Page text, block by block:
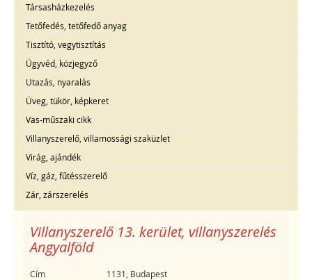
Társasházkezelés
Tetőfedés, tetőfedő anyag
Tisztító, vegytisztítás
Ügyvéd, közjegyző
Utazás, nyaralás
Üveg, tükör, képkeret
Vas-műszaki cikk
Villanyszerelő, villamossági szaküzlet
Virág, ajándék
Víz, gáz, fűtésszerelő
Zár, zárszerelés
Villanyszerelő 13. kerület, villanyszerelés
Angyalföld
Cím 1131, Budapest